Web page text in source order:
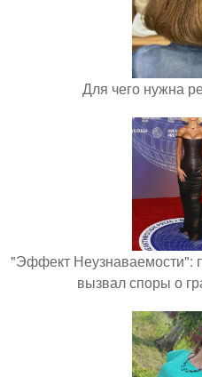
Для чего нужна
"Эффект Неузнаваемости":
вызвал споры о